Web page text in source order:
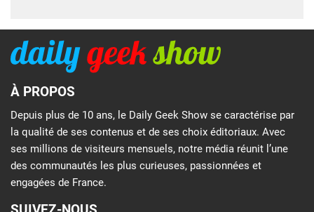
À PROPOS
Depuis plus de 10 ans, le Daily Geek Show se caractérise par
la qualité de ses contenus et de ses choix éditoriaux. Avec
ses millions de visiteurs mensuels, notre média réunit l’une
des communautés les plus curieuses, passionnées et
engagées de France.